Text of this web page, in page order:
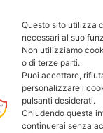
ricorda la domanda.
Questo sito utilizza
necessari al suo
Non utilizziamo
o di terze parti.
Puoi accettare,
personalizzare i
pulsanti desiderati.
Chiudendo questa
continuerai senza